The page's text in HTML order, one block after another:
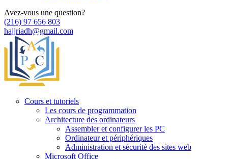
Avez-vous une question?
(216) 97 656 803
hajjriadh@gmail.com
Cours et tutoriels
Les cours de programmation
Architecture des ordinateurs
Assembler et configurer les PC
Ordinateur et périphériques
Administration et sécurité des sites web
Microsoft Office